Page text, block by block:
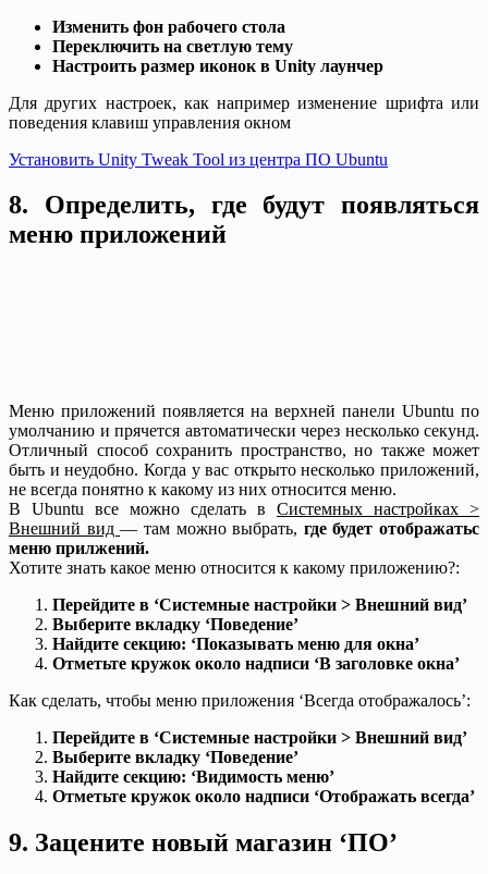
Изменить фон рабочего стола
Переключить на светлую тему
Настроить размер иконок в Unity лаунчер
Для других настроек, как например изменение шрифта или
поведения клавиш управления окном
Установить Unity Tweak Tool из центра ПО Ubuntu
8. Определить, где будут появляться
меню приложений
Меню приложений появляется на верхней панели Ubuntu по
умолчанию и прячется автоматически через несколько секунд.
Отличный способ сохранить пространство, но также может
быть и неудобно. Когда у вас открыто несколько приложений,
не всегда понятно к какому из них относится меню.
В Ubuntu все можно сделать в Системных настройках >
Внешний вид— там можно выбрать, где будет отображатьс
меню прилжений.
Хотите знать какое меню относится к какому приложению?:
Перейдите в ‘Системные настройки > Внешний вид’
Выберите вкладку ‘Поведение’
Найдите секцию: ‘Показывать меню для окна’
Отметьте кружок около надписи ‘В заголовке окна’
Как сделать, чтобы меню приложения ‘Всегда отображалось’:
Перейдите в ‘Системные настройки > Внешний вид’
Выберите вкладку ‘Поведение’
Найдите секцию: ‘Видимость меню’
Отметьте кружок около надписи ‘Отображать всегда’
9. Зацените новый магазин ‘ПО’